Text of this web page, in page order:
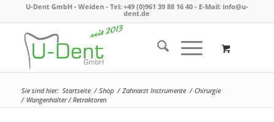
U-Dent GmbH - Weiden - Tel: +49 (0)961 39 88 16 40- E-Mail: info@u-
dent.de
Sie sind hier: Startseite / Shop / Zahnarzt Instrumente / Chirurgie
/ Wangenhalter / Retraktoren